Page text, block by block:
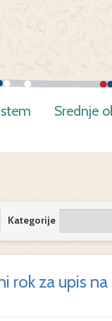
Srednje
Kategorije
rok za upis